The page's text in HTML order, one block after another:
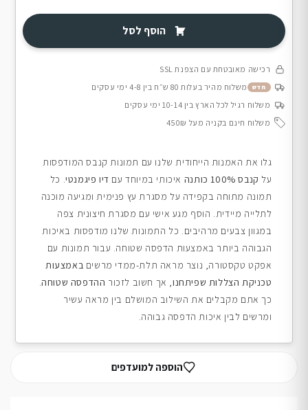
הוסף לסל
רכישה מאובטחת עם הצפנת SSL
חדש
משלוח מהיר בעלות 80 ש״ח בין 4-8 ימי עסקים
משלוח רגיל לכל הארץ בין 10-14 ימי עסקים
משלוח חינם בקניה מעל 450₪
גלו את האמנות הייחודית שלנו עם תמונות קנבס המודפסות
על קנבס 100% כותנה איכותי במיוחד עם דיו פיגמנטי. כל
תמונה מתוחה בקפידה על מסגרת עץ פנימית ומגיעה מוכנה
לתלייה מיידית. הוסף מגע אישי עם מסגרת חיצונית צפה
במגוון צבעים מרהיבים. כל התמונות שלנו מודפסות באיכות
הגבוהה ביותר באמצעות הדפסה שטוחה. עבור תמונות עם
אפקט טקסטורה, נוצר מראה תלת-ממדי מרשים באמצעות
טכניקת הצללות שפיתחנו, אך חשוב לזכור ההדפסה שטוחה.
כך אתם מקבלים את השילוב המושלם בין מראה עשיר
ומרשים לבין איכות הדפסה גבוהה.
הוספה למועדפים